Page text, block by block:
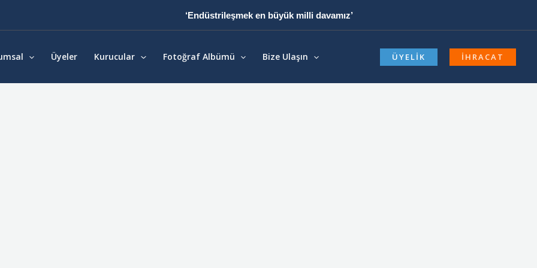
‘Endüstrileşmek en büyük milli davamız’
Üyeler Kurucular Fotoğraf Albümü Bize Ulaşın ÜYELIK İHRACAT